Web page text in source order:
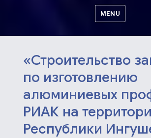
MENU
«Строительство
по изготовлению
алюминиевых
РИАК на
Республики